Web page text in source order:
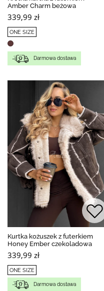
Amber Charm beżowa
339,99 zł
ONE SIZE
Darmowa dostawa
Kurtka kożuszek z futerkiem
Honey Ember czekoladowa
339,99 zł
ONE SIZE
Darmowa dostawa